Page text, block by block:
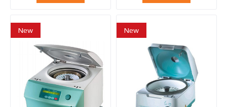
New New